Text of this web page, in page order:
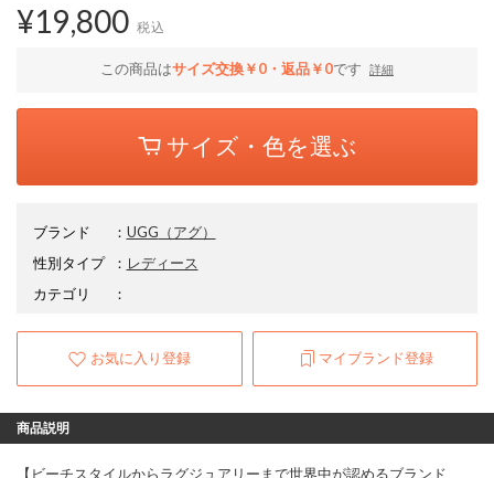
¥19,800 税込
この商品はサイズ交換￥0・返品￥0です 詳細
サイズ・色を選ぶ
ブランド ： UGG （アグ）
性別タイプ
： レディース
カテゴリ
：
お気に入り登録 マイブランド登録
商品説明
【ビーチスタイルからラグジュアリーまで世界中が認めるブランド